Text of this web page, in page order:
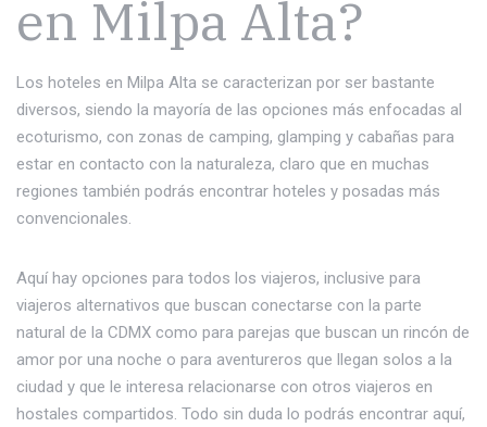
en Milpa Alta?
Los hoteles en Milpa Alta se caracterizan por ser bastante
diversos, siendo la mayoría de las opciones más enfocadas al
ecoturismo, con zonas de camping, glamping y cabañas para
estar en contacto con la naturaleza, claro que en muchas
regiones también podrás encontrar hoteles y posadas más
convencionales.
Aquí hay opciones para todos los viajeros, inclusive para
viajeros alternativos que buscan conectarse con la parte
natural de la CDMX como para parejas que buscan un rincón de
amor por una noche o para aventureros que llegan solos a la
ciudad y que le interesa relacionarse con otros viajeros en
hostales compartidos. Todo sin duda lo podrás encontrar aquí,